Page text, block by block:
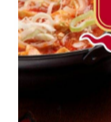
冷やし中華の
です。中華料
ンドし、さ
す。当店では